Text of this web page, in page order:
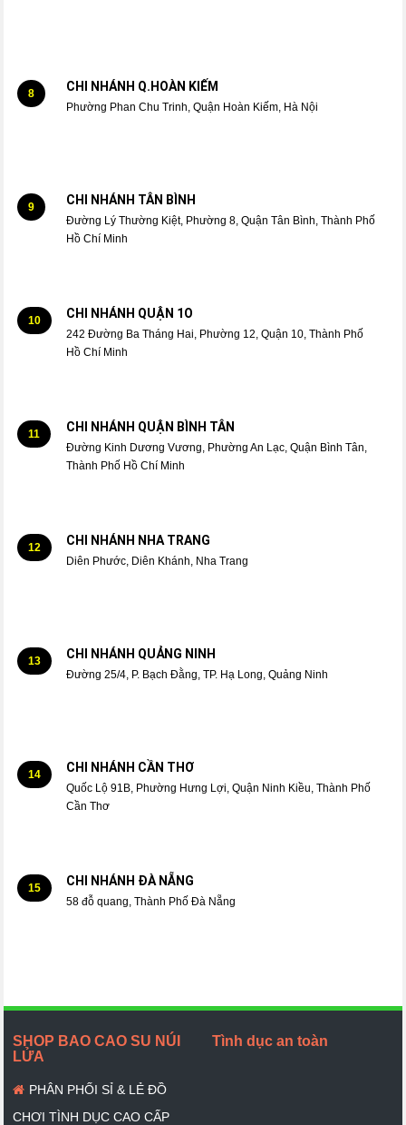
8 CHI NHÁNH Q.HOÀN KIẾM
Phường Phan Chu Trinh, Quận Hoàn Kiếm, Hà Nội
9 CHI NHÁNH TÂN BÌNH
Đường Lý Thường Kiệt, Phường 8, Quận Tân Bình, Thành Phố
Hồ Chí Minh
10 CHI NHÁNH QUẬN 1O
242 Đường Ba Tháng Hai, Phường 12, Quận 10, Thành Phố
Hồ Chí Minh
11 CHI NHÁNH QUẬN BÌNH TÂN
Đường Kinh Dương Vương, Phường An Lạc, Quận Bình Tân,
Thành Phố Hồ Chí Minh
12 CHI NHÁNH NHA TRANG
Diên Phước, Diên Khánh, Nha Trang
13 CHI NHÁNH QUẢNG NINH
Đường 25/4, P. Bạch Đằng, TP. Hạ Long, Quảng Ninh
14 CHI NHÁNH CẦN THƠ
Quốc Lộ 91B, Phường Hưng Lợi, Quận Ninh Kiều, Thành Phố
Cần Thơ
15 CHI NHÁNH ĐÀ NẴNG
58 đỗ quang, Thành Phố Đà Nẵng
SHOP BAO CAO SU NÚI
LỬA
PHÂN PHỐI SỈ & LẺ ĐỒ
CHƠI TÌNH DỤC CAO CẤP
Tình dục an toàn